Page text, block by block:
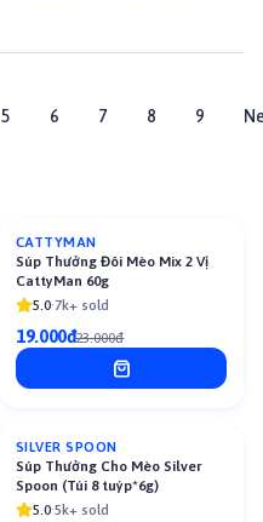
5 6 7 8 9
-17 %
CATTYMAN
Súp Thưởng Đôi Mèo Mix 2 Vị
CattyMan 60g
5.0·7k+ sold
19.000đ23.000đ
-13%
SILVER SPOON
Súp Thưởng Cho Mèo Silver
Spoon (Túi 8 tuýp*6g)
5.0·5k+ sold